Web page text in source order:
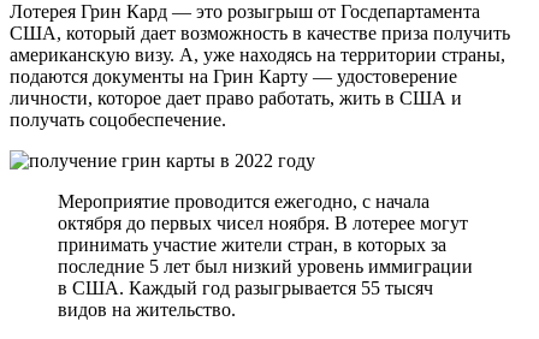
Лотерея Грин Кард — это розыгрыш от Госдепартамента
США, который дает возможность в качестве приза получить
американскую визу. А, уже находясь на территории страны,
подаются документы на Грин Карту — удостоверение
личности, которое дает право работать, жить в США и
получать соцобеспечение.
Мероприятие проводится ежегодно, с начала
октября до первых чисел ноября. В лотерее могут
принимать участие жители стран, в которых за
последние 5 лет был низкий уровень иммиграции
в США. Каждый год разыгрывается 55 тысяч
видов на жительство.